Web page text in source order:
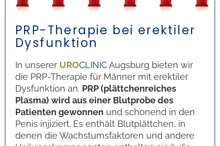
PRP-Therapie bei erektiler
Dysfunktion
In unserer UROCLINICAugsburg bieten wir
die PRP-Therapie für Männer mit erektiler
Dysfunktion an. PRP (plättchenreiches
Plasma) wird aus einer Blutprobe des
Patienten gewonnen und schonend in den
Penis injiziert. Es enthält Blutplättchen, in
denen die Wachstumsfaktoren und andere